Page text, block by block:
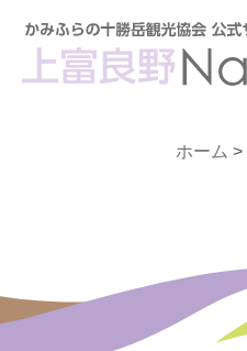
ホーム >